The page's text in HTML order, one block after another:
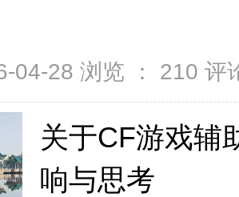
04-28 浏览 ： 210 评
关于CF游戏辅
响与思考